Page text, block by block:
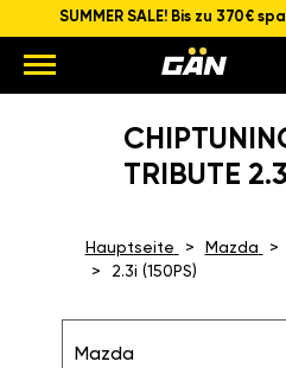
SUMMER SALE! Bis zu 370€
TRIBUTE
Hauptseite Mazda
2.3i (150PS)
Mazda